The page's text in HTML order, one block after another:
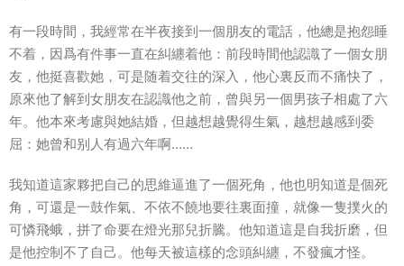
有一段時間 ，我經常在半夜接到一個朋友的電話，他總是抱怨睡
不着，因爲有件事一直在糾纏着他：前段時間他認識了一個女朋
友 ，他挺喜歡她，可是随着交往的深入，他心裏反而不痛快了，
原來他了解到女朋友在認識他之前，曾與另一個男孩子相處了六
年。他本來考慮與她結婚，但越想越覺得生氣，越想越感到委
屈：她曾和别人有過六年啊……
我知道這家夥把自己的思維逼進了一個死角，他也明知道是個死
角，可還是一鼓作氣、不依不饒地要往裏面撞，就像一隻撲火的
可憐飛蛾，拼了命要在燈光那兒折騰。他知道這是自我折磨，但
是他控制不了自己。他每天被這樣的念頭糾纏，不發瘋才怪。